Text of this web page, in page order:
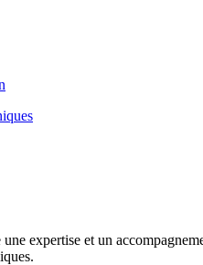
expertise et un